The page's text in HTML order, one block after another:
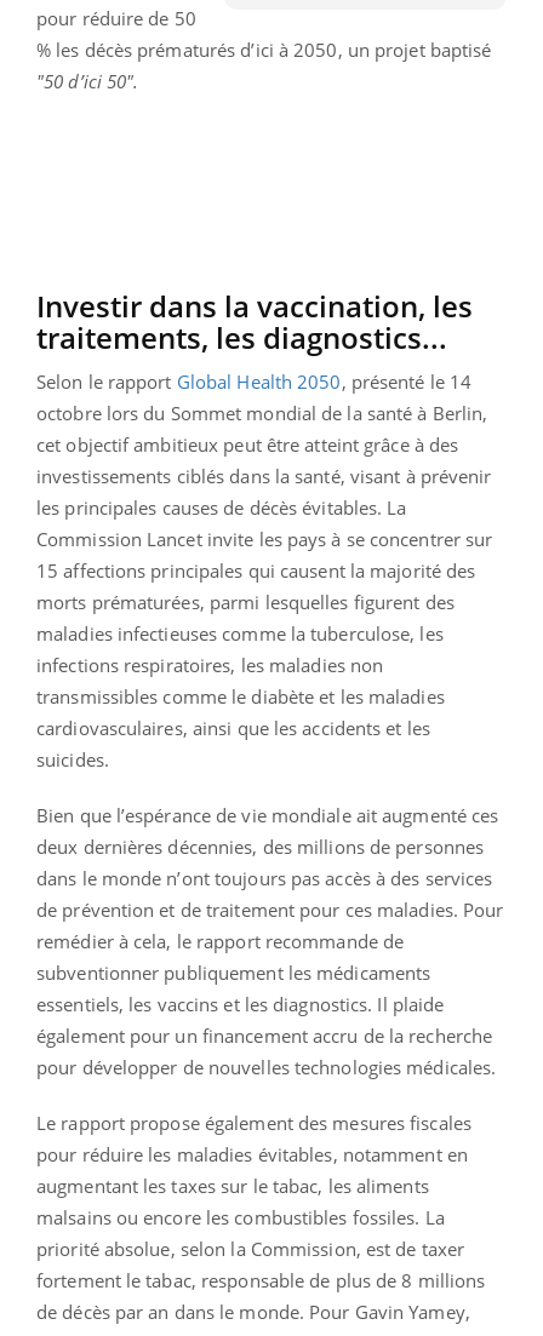
pour réduire de 50
% les décès prématurés d’ici à 2050, un projet baptisé
"50 d’ici 50".
Investir dans la vaccination, les
traitements, les diagnostics...
Selon le rapport Global Health 2050, présenté le 14
octobre lors du Sommet mondial de la santé à Berlin,
cet objectif ambitieux peut être atteint grâce à des
investissements ciblés dans la santé, visant à prévenir
les principales causes de décès évitables. La
Commission Lancet invite les pays à se concentrer sur
15 affections principales qui causent la majorité des
morts prématurées, parmi lesquelles figurent des
maladies infectieuses comme la tuberculose, les
infections respiratoires, les maladies non
transmissibles comme le diabète et les maladies
cardiovasculaires, ainsi que les accidents et les
suicides.
Bien que l’espérance de vie mondiale ait augmenté ces
deux dernières décennies, des millions de personnes
dans le monde n’ont toujours pas accès à des services
de prévention et de traitement pour ces maladies. Pour
remédier à cela, le rapport recommande de
subventionner publiquement les médicaments
essentiels, les vaccins et les diagnostics. Il plaide
également pour un financement accru de la recherche
pour développer de nouvelles technologies médicales.
Le rapport propose également des mesures fiscales
pour réduire les maladies évitables, notamment en
augmentant les taxes sur le tabac, les aliments
malsains ou encore les combustibles fossiles. La
priorité absolue, selon la Commission, est de taxer
fortement le tabac, responsable de plus de 8 millions
de décès par an dans le monde. Pour Gavin Yamey,